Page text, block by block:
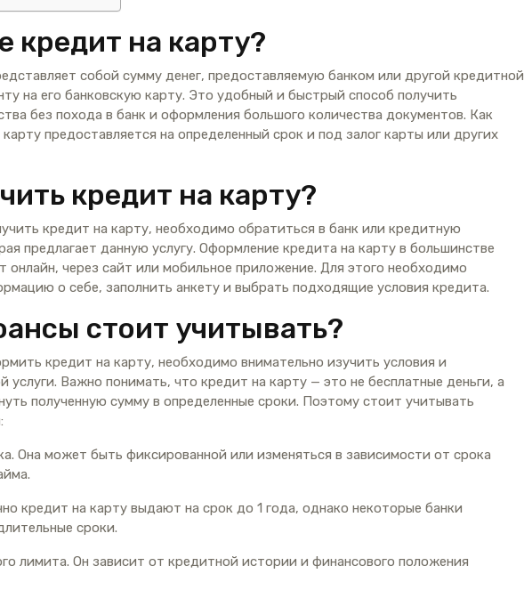
кредит на карту?
собой сумму денег, предоставляемую банком или другой кредитной
на его банковскую карту. Это удобный и быстрый способ получить
без похода в банк и оформления большого количества документов. Как
предоставляется на определенный срок и под залог карты или других
кредит на карту?
кредит на карту, необходимо обратиться в банк или кредитную
предлагает данную услугу. Оформление кредита на карту в большинстве
онлайн, через сайт или мобильное приложение. Для этого необходимо
о себе, заполнить анкету и выбрать подходящие условия кредита.
стоит учитывать?
кредит на карту, необходимо внимательно изучить условия и
услуги. Важно понимать, что кредит на карту — это не бесплатные деньги, а
полученную сумму в определенные сроки. Поэтому стоит учитывать
Она может быть фиксированной или изменяться в зависимости от срока
кредит на карту выдают на срок до 1 года, однако некоторые банки
сроки.
лимита. Он зависит от кредитной истории и финансового положения